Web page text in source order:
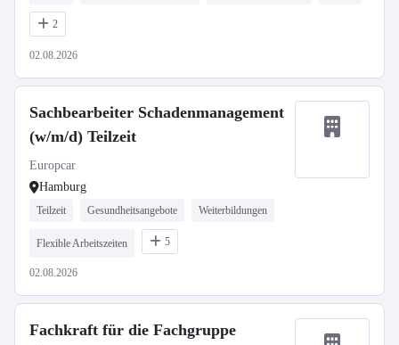
2
02.08.2026
Sachbearbeiter Schadenmanagement
(w/m/d) Teilzeit
Europcar
Hamburg
Teilzeit Gesundheitsangebote Weiterbildungen
Flexible Arbeitszeiten 5
02.08.2026
Fachkraft für die Fachgruppe